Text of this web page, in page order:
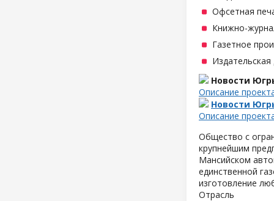
Офсетная
Книжно-
Газетное
Новости
Описание
Новости
Описание
Общество с
крупнейшим
Мансийском
единственной
изготовление
Отрасль